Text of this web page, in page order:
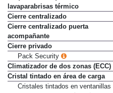
lavaparabrisas térmico
Cierre centralizado
Cierre centralizado puerta
acompañante
Cierre privado
Pack Security
Climatizador de dos zonas (ECC)
Cristal tintado en área de carga
Cristales tintados en ventanillas